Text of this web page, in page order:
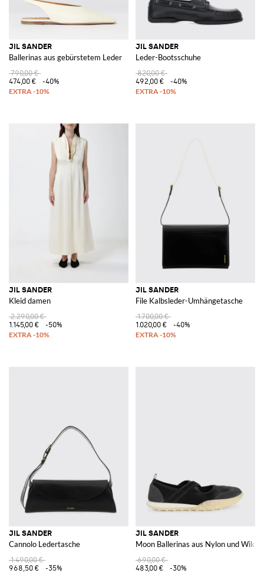
JIL SANDER
Ballerinas aus gebürstetem Leder
790,00 €
474,00 €
-40%
JIL SANDER
Leder-Bootsschuhe
820,00 €
492,00 €
-40%
JIL SANDER
Kleid damen
2.290,00 €
1.145,00 €
-50%
JIL SANDER
File Kalbsleder-Umhängetasche
1.700,00 €
1.020,00 €
-40%
JIL SANDER
Cannolo Ledertasche
1.490,00 €
968,50 €
-35%
JIL SANDER
Moon Ballerinas aus Nylon und
690,00 €
483,00 €
-30%